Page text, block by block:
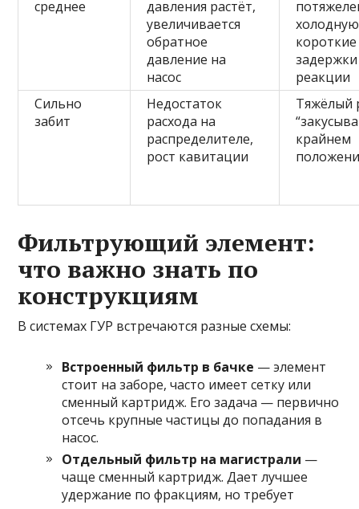
среднее
давления растёт,
увеличивается
обратное
давление на
насос
короткие
задержки
реакции
Сильно
забит
Недостаток
расхода на
распределителе,
рост кавитации
Тяжёлый
крайнем
Фильтрующий элемент:
что важно знать по
конструкциям
В системах ГУР встречаются разные схемы:
Встроенный фильтр в бачке — элемент
стоит на заборе, часто имеет сетку или
сменный картридж. Его задача — первично
отсечь крупные частицы до попадания в
насос.
Отдельный фильтр на магистрали —
чаще сменный картридж. Дает лучшее
удержание по фракциям, но требует